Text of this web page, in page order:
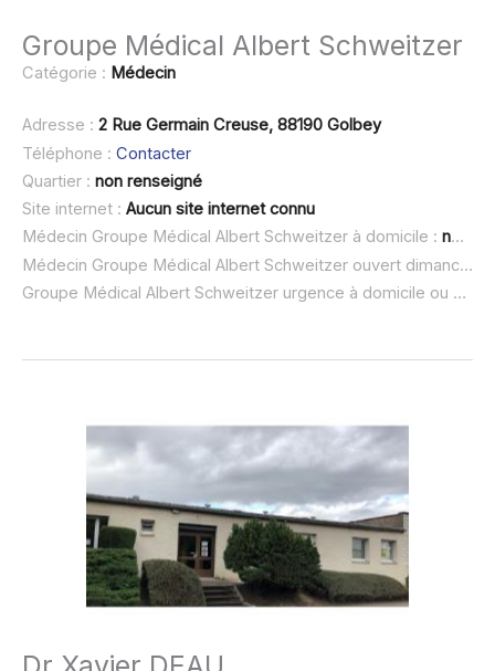
Groupe Médical Albert Schweitzer
Catégorie : Médecin
Adresse : 2 Rue Germain Creuse, 88190 Golbey
Téléphone : Contacter
Quartier : non renseigné
Site internet : Aucun site internet connu
Médecin Groupe Médical Albert Schweitzer à domicile : non renseigné
Médecin Groupe Médical Albert Schweitzer ouvert dimanche :
Groupe Médical Albert Schweitzer urgence à domicile ou SOS médecin :